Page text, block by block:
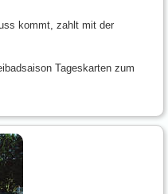
kommt, zahlt mit der
Tageskarten zum